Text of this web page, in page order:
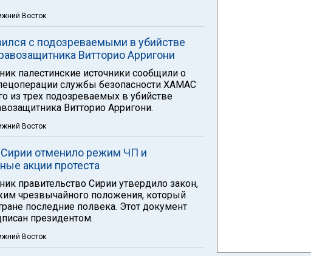
Восток
с подозреваемыми в убийстве
Витторио Арригони
палестинские источники сообщили о
службы безопасности ХАМАС
из трех подозреваемых в убийстве
Витторио Арригони.
Восток
Сирии отменило режим ЧП и
акции протеста
правительство Сирии утвердило закон,
чрезвычайного положения, который
последние полвека. Этот документ
президентом.
Восток